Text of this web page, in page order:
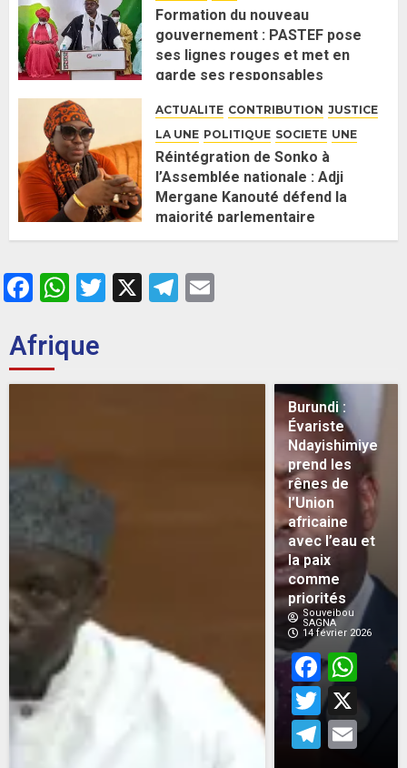
Formation du nouveau
gouvernement : PASTEF pose
ses lignes rouges et met en
garde ses responsables
ACTUALITE CONTRIBUTION JUSTICE
LA UNE POLITIQUE SOCIETE UNE
Réintégration de Sonko à
l’Assemblée nationale : Adji
Mergane Kanouté défend la
majorité parlementaire
26 MAI 2026 0
Facebook
WhatsApp
Twitter
X Telegram
Afrique
Burundi :
Évariste
Ndayishimiye
prend les
rênes de
l’Union
africaine
avec l’eau et
la paix
comme
priorités
Souveibou
SAGNA
14 février 2026
X